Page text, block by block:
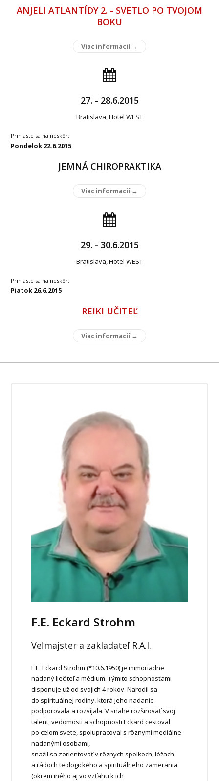
ANJELI ATLANTÍDY 2. - SVETLO PO TVOJOM
BOKU
Viac informacií →
27. - 28.6.2015
Bratislava, Hotel WEST
Prihláste sa najneskôr:
Pondelok 22.6.2015
JEMNÁ CHIROPRAKTIKA
Viac informacií →
29. - 30.6.2015
Bratislava, Hotel WEST
Prihláste sa najneskôr:
Piatok 26.6.2015
REIKI UČITEĽ
Viac informacií →
F.E. Eckard Strohm
Veľmajster a zakladateľ R.A.I.
F.E. Eckard Strohm (*10.6.1950) je mimoriadne
nadaný liečiteľ a médium. Týmito schopnosťami
disponuje už od svojich 4 rokov. Narodil sa
do spirituálnej rodiny, ktorá jeho nadanie
podporovala a rozvíjala. V snahe rozširovať svoj
talent, vedomosti a schopnosti Eckard cestoval
po celom svete, spolupracoval s rôznymi mediálne
nadanými osobami,
snažil sa zorientovať v rôznych spolkoch, lóžach
a rádoch teologického a spirituálneho zamerania
(okrem iného aj vo vzťahu k ich